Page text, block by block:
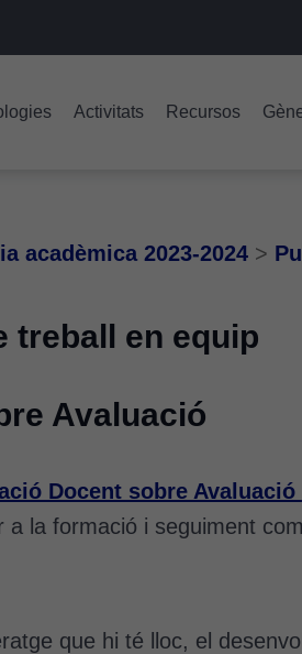
Activitats Recursos
acadèmica 2023-2024 >
treball en equip
Avaluació
Docent sobre Avaluació
la formació i seguiment
que hi té lloc, el